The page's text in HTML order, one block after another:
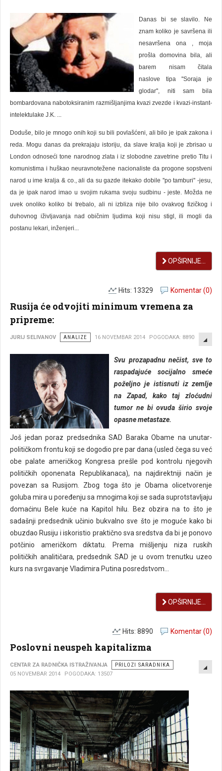
Danas bi se slavilo. Ne
znam koliko je savršena ili
nesavršena ona , moja
prošla domovina bila, ali
barem nisam čitala
naslove tipa ''Soraja je
glodar'', niti sam bila
bombardovana nabotoksiranim razmišljanjima kvazi zvezde i kvazi-instant-
intelektulake J.K. ...
Doduše, bilo je mnogo onih koji su bili povlašćeni, ali bilo je ipak zakona i
reda. Mogu danas da prekrajaju istoriju, da slave kralja koji je zbrisao u
London odnoseći tone narodnog zlata i iz slobodne zavetrine pretio Titu i
komunistima i huškao neuravnotežene nacionaliste da progone sopstveni
narod u ime kralja & co., ali da su gazde itekako dobile ''po tamburi'' -jesu,
da je ipak narod imao u svojim rukama svoju sudbinu - jeste. Možda ne
uvek onoliko koliko bi trebalo, ali ni izbliza nije bilo ovakvog fizičkog i
duhovnog iživljavanja nad običnim ljudima koji nisu stigl, ili mogli da
postanu lekari, inženjeri...
OPŠIRNIJE...
Komentar (0)
Hits: 13329
Rusija će odvojiti minimum vremena za
pripreme:
JURIJ SELIVANOV ANALIZE 16 NOVEMBAR 2014 POGODAKA: 8890
Svu prozapadnu nečist, sve to
raspadajuće socijalno smeće
poželjno je istisnuti iz zemlje
na Zapad, kako taj zloćudni
tumor ne bi ovuda širio svoje
opasne metastaze.
Još jedan poraz predsednika SAD Baraka Obame na unutar-
političkom frontu koji se dogodio pre par dana (usled čega su već
obe palate američkog Kongresa prešle pod kontrolu njegovih
političkih oponenata Republikanaca), na najdirektniji način je
povezan sa Rusijom. Zbog toga što je Obama olicetvorenje
goluba mira u poređenju sa mnogima koji se sada suprotstavljaju
domaćinu Bele kuće na Kapitol hilu. Bez obzira na to što je
sadašnji predsednik učinio bukvalno sve što je moguće kako bi
obuzdao Rusiju i iskoristio praktično sva sredstva da bi je ponovo
potčinio američkom diktatu. Prema mišljenju niza ruskih
političkih analitičara, predsednik SAD je u ovom trenutku uzeo
kurs na svrgavanje Vladimira Putina posredstvom...
OPŠIRNIJE...
Komentar (0)
Hits: 8890
Poslovni neuspeh kapitalizma
CENTAR ZA RADNIČKA ISTRAŽIVANJA
PRILOZI SARADNIKA
05 NOVEMBAR 2014
POGODAKA: 13507